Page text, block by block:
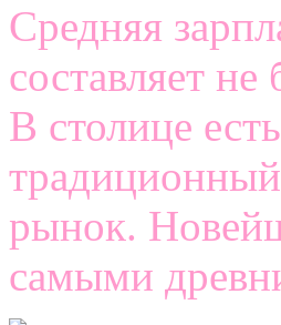
Средняя
составляет
В столице
рынок.
самыми